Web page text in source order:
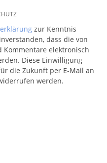
zur Kenntnis
dass die von
Kommentare elektronisch
Diese Einwilligung
die Zukunft per E-Mail an
werden.